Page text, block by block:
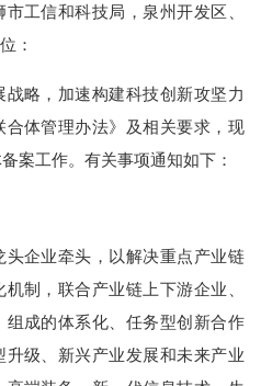
工信和科技局，泉州开发区、
：
略，加速构建科技创新攻坚力
体管理办法》及相关要求，现
案工作。有关事项通知如下：
企业牵头，以解决重点产业链
制，联合产业链上下游企业、
成的体系化、任务型创新合作
级、新兴产业发展和未来产业